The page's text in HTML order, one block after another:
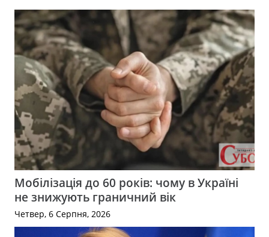
Мобілізація до 60 років: чому в Україні
не знижують граничний вік
Четвер, 6 Серпня, 2026